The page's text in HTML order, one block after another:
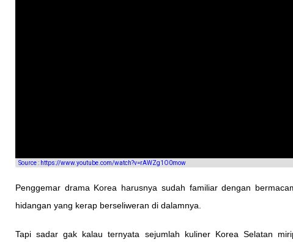
Source : https://www.youtube.com/watch?v=rAWZg1O0mow
Penggemar drama Korea harusnya sudah familiar dengan
hidangan yang kerap berseliweran di dalamnya.
Tapi sadar gak kalau ternyata sejumlah kuliner Korea Selatan